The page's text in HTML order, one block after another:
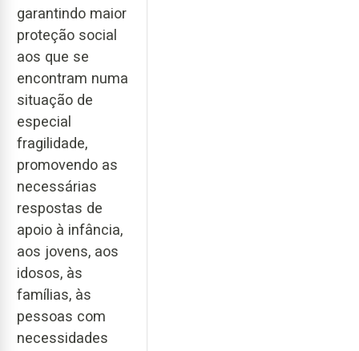
garantindo maior
proteção social
aos que se
encontram numa
situação de
especial
fragilidade,
promovendo as
necessárias
respostas de
apoio à infância,
aos jovens, aos
idosos, às
famílias, às
pessoas com
necessidades